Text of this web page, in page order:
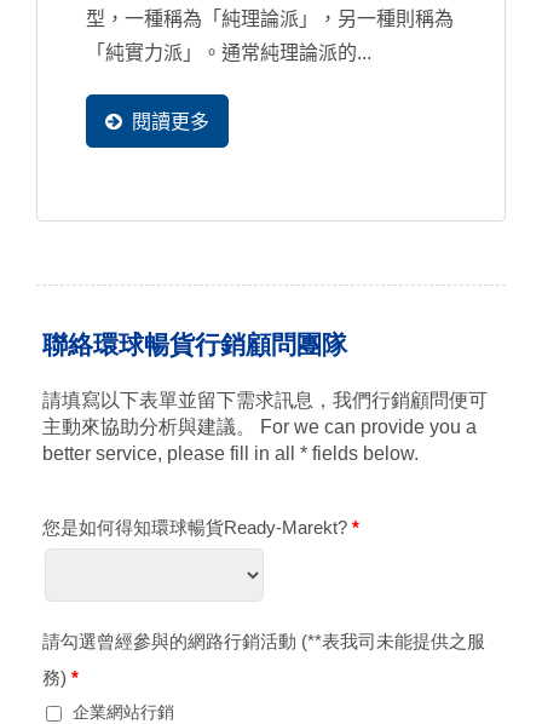
型，一種稱為「純理論派」，另一種則稱為
「純實力派」。通常純理論派的...
閱讀更多